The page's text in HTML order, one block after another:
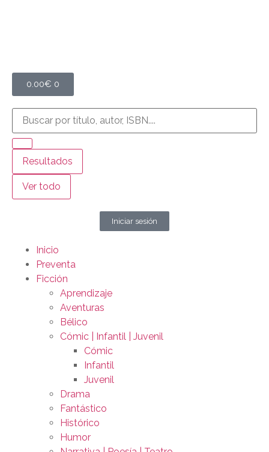
0.00€ 0
Resultados
Ver todo
Iniciar sesión
Inicio
Preventa
Ficción
Aprendizaje
Aventuras
Bélico
Cómic | Infantil | Juvenil
Cómic
Infantil
Juvenil
Drama
Fantástico
Histórico
Humor